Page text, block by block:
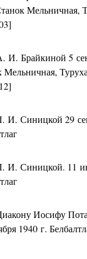
Мельничная,
Брайкиной 5
Мельничная,
И. Синицкой 29
И. Синицкой. 11
Иосифу
1940 г.